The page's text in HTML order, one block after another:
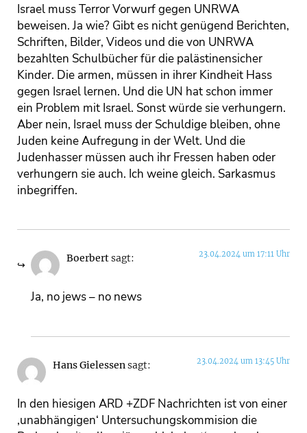
Israel muss Terror Vorwurf gegen UNRWA
beweisen. Ja wie? Gibt es nicht genügend Berichten,
Schriften, Bilder, Videos und die von UNRWA
bezahlten Schulbücher für die palästinensicher
Kinder. Die armen, müssen in ihrer Kindheit Hass
gegen Israel lernen. Und die UN hat schon immer
ein Problem mit Israel. Sonst würde sie verhungern.
Aber nein, Israel muss der Schuldige bleiben, ohne
Juden keine Aufregung in der Welt. Und die
Judenhasser müssen auch ihr Fressen haben oder
verhungern sie auch. Ich weine gleich. Sarkasmus
inbegriffen.
Boerbertsagt: 23.04.2024 um 17:11 Uhr
Ja, no jews – no news
Hans Gielessensagt: 23.04.2024 um 13:45 Uhr
In den hiesigen ARD +ZDF Nachrichten ist von einer
‚unabhängigen‘ Untersuchungskommision die